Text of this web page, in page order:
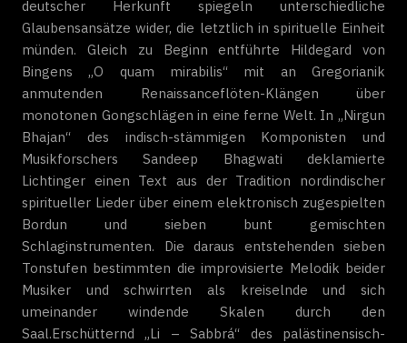
deutscher Herkunft spiegeln unterschiedliche
Glaubensansätze wider, die letztlich in spirituelle Einheit
münden. Gleich zu Beginn entführte Hildegard von
Bingens „O quam mirabilis“ mit an Gregorianik
anmutenden Renaissanceflöten-Klängen über
monotonen Gongschlägen in eine ferne Welt. In „Nirgun
Bhajan“ des indisch-stämmigen Komponisten und
Musikforschers Sandeep Bhagwati deklamierte
Lichtinger einen Text aus der Tradition nordindischer
spiritueller Lieder über einem elektronisch zugespielten
Bordun und sieben bunt gemischten
Schlaginstrumenten. Die daraus entstehenden sieben
Tonstufen bestimmten die improvisierte Melodik beider
Musiker und schwirrten als kreiselnde und sich
umeinander windende Skalen durch den
Saal.Erschütternd „Li – Sabbrá“ des palästinensisch-